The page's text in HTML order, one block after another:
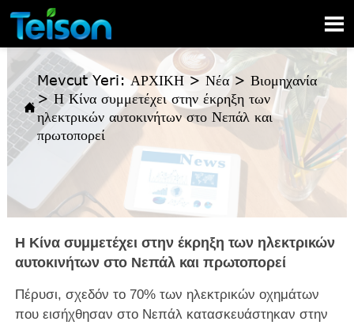


Mevcut Yeri:ΑΡΧΙΚΗ>Νέα> Βιομηχανία
>Η Κίνα συμμετέχει στην έκρηξη των
ηλεκτρικών αυτοκινήτων στο Νεπάλ και
πρωτοπορεί
Η Κίνα συμμετέχει στην έκρηξη των ηλεκτρικών
αυτοκινήτων στο Νεπάλ και πρωτοπορεί
Πέρυσι, σχεδόν το 70% των ηλεκτρικών οχημάτων
που εισήχθησαν στο Νεπάλ κατασκευάστηκαν στην